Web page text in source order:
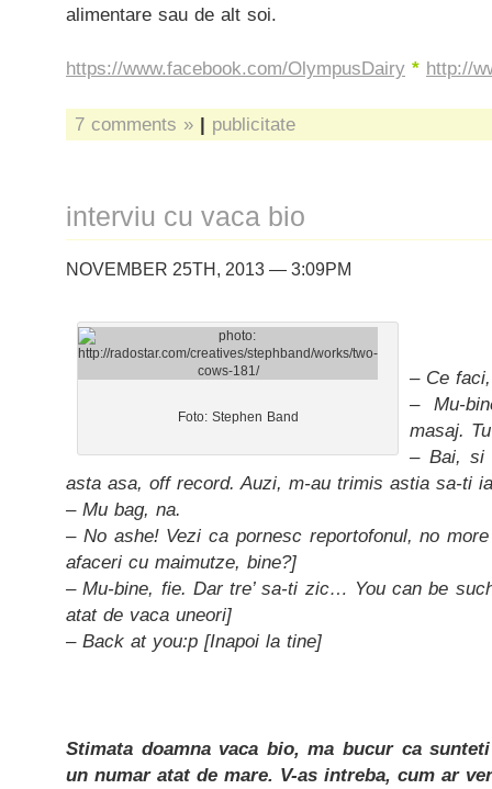
alimentare sau de alt soi.
https://www.facebook.com/OlympusDairy * http://
7 comments » | publicitate
interviu cu vaca bio
NOVEMBER 25TH, 2013 — 3:09PM
Foto: Stephen Band
– Ce
– Mu-
masaj.
– Bai, si
asta asa, off record. Auzi, m-au trimis astia sa-ti
– Mu bag, na.
– No ashe! Vezi ca pornesc reportofonul, no
afaceri cu maimutze, bine?]
– Mu-bine, fie. Dar tre’ sa-ti zic… You can be
atat de vaca uneori]
– Back at you:p [Inapoi la tine]
Stimata doamna vaca bio, ma bucur ca
un numar atat de mare. V-as intreba, cum ar